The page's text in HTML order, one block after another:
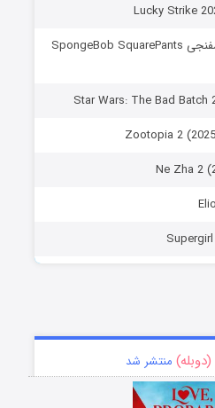
دانلود فصل پانزدهم باب اسفنجی SpongeBob SquarePants
منتشر شد